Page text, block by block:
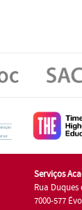
Serviços
Rua
7000-577